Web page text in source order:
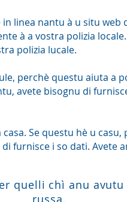
linea nantu à u situ web
à a vostra polizia
polizia lucale.
perchè questu aiuta a
avete bisognu di
Se questu hè u
furnisce i so dati.
quelli chì anu
russa.